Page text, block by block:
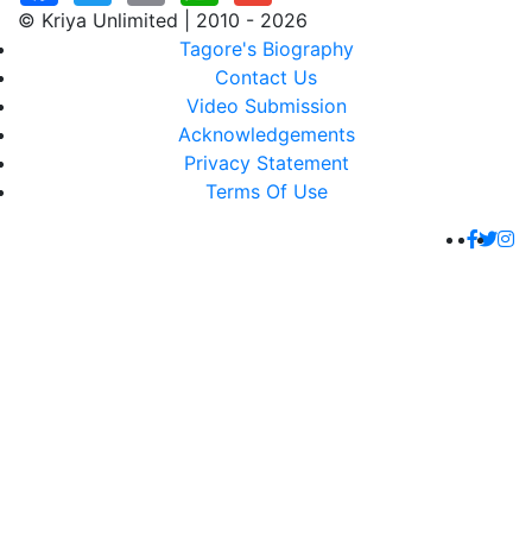
© Kriya Unlimited | 2010 - 2026
Tagore's Biography
Contact Us
Video Submission
Acknowledgements
Privacy Statement
Terms Of Use